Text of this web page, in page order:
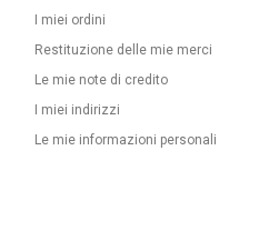
I miei ordini
Restituzione delle mie merci
Le mie note di credito
I miei indirizzi
Le mie informazioni personali